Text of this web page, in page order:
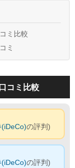
ミ比較
ミ
コミ比較
の評判)
の評判)